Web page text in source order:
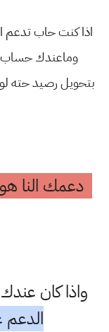
اذا كنت حاب تدعم
وماعندك حساب
دعمك النا
واذا كان
الدعم